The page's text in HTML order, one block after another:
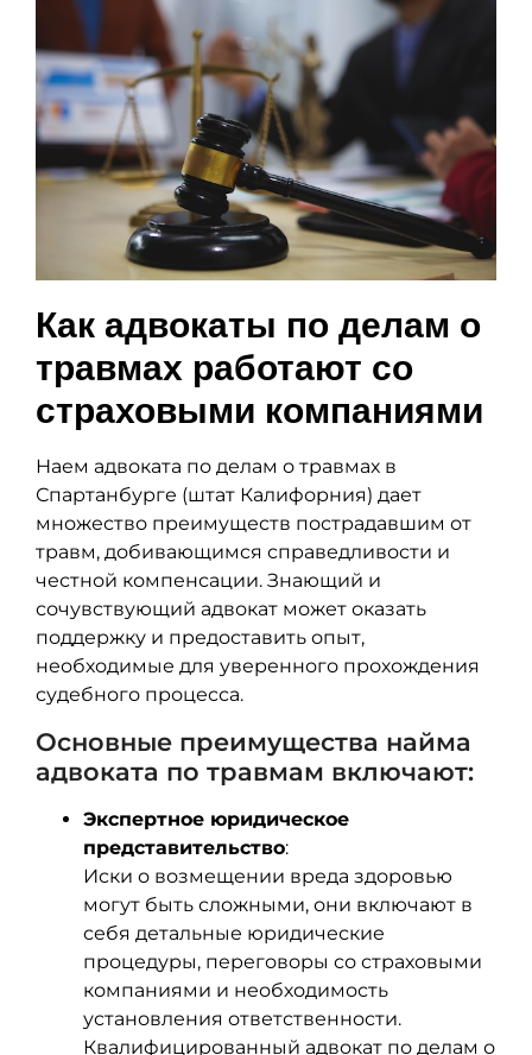
Как адвокаты по делам о
травмах работают со
страховыми компаниями
Наем адвоката по делам о травмах в
Спартанбурге (штат Калифорния) дает
множество преимуществ пострадавшим от
травм, добивающимся справедливости и
честной компенсации. Знающий и
сочувствующий адвокат может оказать
поддержку и предоставить опыт,
необходимые для уверенного прохождения
судебного процесса.
Основные преимущества найма
адвоката по травмам включают:
Экспертное юридическое
представительство:
Иски о возмещении вреда здоровью
могут быть сложными, они включают в
себя детальные юридические
процедуры, переговоры со страховыми
компаниями и необходимость
установления ответственности.
Квалифицированный адвокат по делам о